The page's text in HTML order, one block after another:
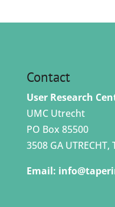
Contact
User Research
UMC Utrecht
PO Box 85500
3508 GA
Email: